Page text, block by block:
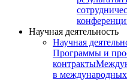
Научная деятельность
Научная
Программы и
контракты
в